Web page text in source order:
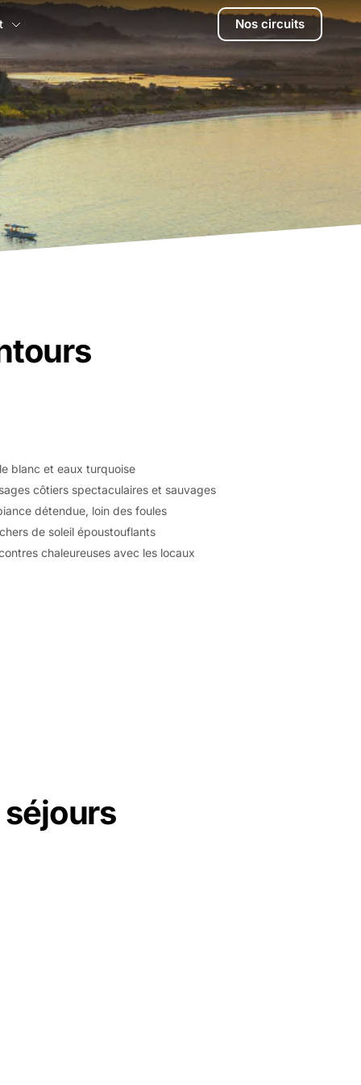
Nos circuits
blanc et eaux turquoise
côtiers spectaculaires et sauvages
détendue, loin des foules
de soleil époustouflants
chaleureuses avec les locaux
séjours